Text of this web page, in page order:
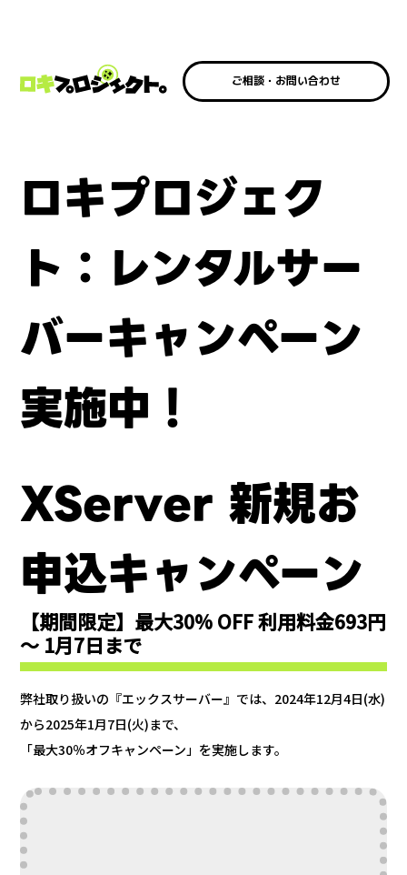
ご相談・お問い合わせ
ご相談・お問い合わせ
ロキプロジェク
ト：レンタルサー
バーキャンペーン
実施中！
XServer 新規お
申込キャンペーン
【期間限定】最大30% OFF 利用料金693円
～ 1月7日まで
弊社取り扱いの『エックスサーバー』では、2024年12月4日(水)
から2025年1月7日(火)まで、
「最大30％オフキャンペーン」を実施します。